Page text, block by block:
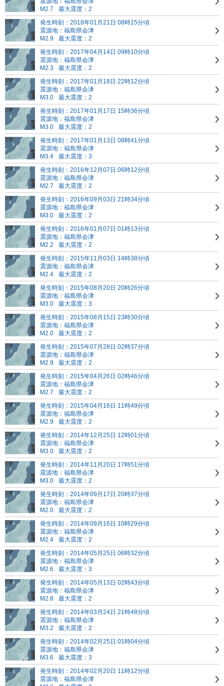
M2.7
最大震度：2
発生時刻：2018年01月21日 08時15分頃
震源地：福島県会津
M2.9
最大震度：2
発生時刻：2017年04月14日 09時10分頃
震源地：福島県会津
M2.3
最大震度：2
発生時刻：2017年01月18日 22時12分頃
震源地：福島県会津
M3.0
最大震度：2
発生時刻：2017年01月17日 15時36分頃
震源地：福島県会津
M3.0
最大震度：2
発生時刻：2017年01月13日 08時41分頃
震源地：福島県会津
M3.4
最大震度：3
発生時刻：2016年12月07日 06時12分頃
震源地：福島県会津
M2.7
最大震度：2
発生時刻：2016年09月03日 21時34分頃
震源地：福島県会津
M3.0
最大震度：2
発生時刻：2016年01月07日 01時13分頃
震源地：福島県会津
M2.2
最大震度：2
発生時刻：2015年11月03日 14時38分頃
震源地：福島県会津
M2.4
最大震度：2
発生時刻：2015年08月20日 20時26分頃
震源地：福島県会津
M3.0
最大震度：3
発生時刻：2015年08月15日 23時30分頃
震源地：福島県会津
M2.0
最大震度：2
発生時刻：2015年07月28日 02時37分頃
震源地：福島県会津
M2.9
最大震度：2
発生時刻：2015年04月26日 02時46分頃
震源地：福島県会津
M2.7
最大震度：2
発生時刻：2015年04月16日 11時49分頃
震源地：福島県会津
M2.9
最大震度：2
発生時刻：2014年12月25日 12時01分頃
震源地：福島県会津
M3.0
最大震度：2
発生時刻：2014年11月20日 17時51分頃
震源地：福島県会津
M3.0
最大震度：2
発生時刻：2014年09月17日 20時37分頃
震源地：福島県会津
M2.0
最大震度：2
発生時刻：2014年09月16日 10時29分頃
震源地：福島県会津
M2.4
最大震度：2
発生時刻：2014年05月25日 06時32分頃
震源地：福島県会津
M2.6
最大震度：3
発生時刻：2014年05月13日 02時43分頃
震源地：福島県会津
M2.8
最大震度：2
発生時刻：2014年03月24日 21時48分頃
震源地：福島県会津
M3.2
最大震度：2
発生時刻：2014年02月25日 01時04分頃
震源地：福島県会津
M3.6
最大震度：3
発生時刻：2014年02月20日 11時12分頃
震源地：福島県会津